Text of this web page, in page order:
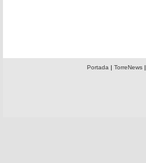
Portada | TorreNews|